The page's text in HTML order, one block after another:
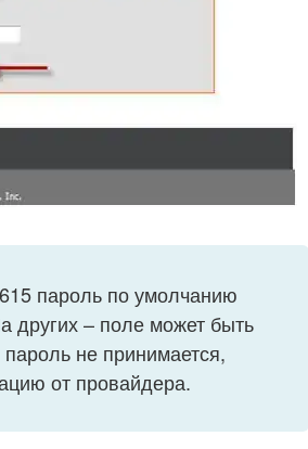
пароль по умолчанию
других – поле может быть
не принимается,
от провайдера.